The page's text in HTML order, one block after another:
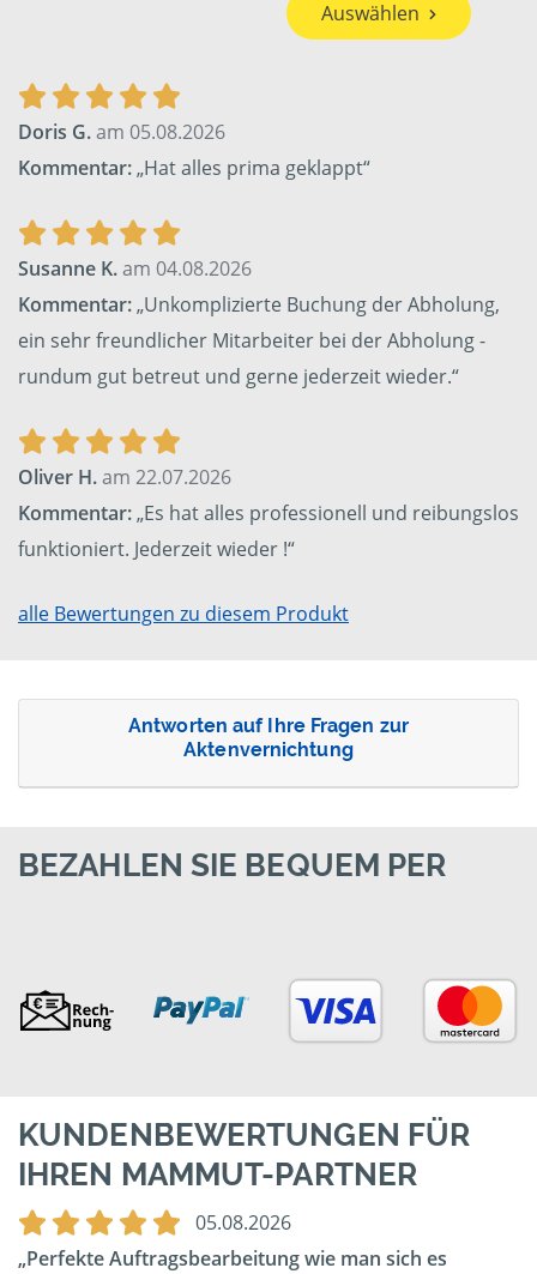
Auswählen
Doris G.am 05.08.2026
Kommentar:„Hat alles prima geklappt“
Susanne K.am 04.08.2026
Kommentar:„Unkomplizierte Buchung der Abholung,
ein sehr freundlicher Mitarbeiter bei der Abholung -
rundum gut betreut und gerne jederzeit wieder.“
Oliver H.am 22.07.2026
Kommentar:„Es hat alles professionell und reibungslos
funktioniert. Jederzeit wieder !“
alle Bewertungen zu diesem Produkt
Antworten auf Ihre Fragen zur
Aktenvernichtung
BEZAHLEN SIE BEQUEM PER
KUNDENBEWERTUNGEN FÜR
IHREN MAMMUT-PARTNER
05.08.2026
Perfekte Auftragsbearbeitung wie man sich es